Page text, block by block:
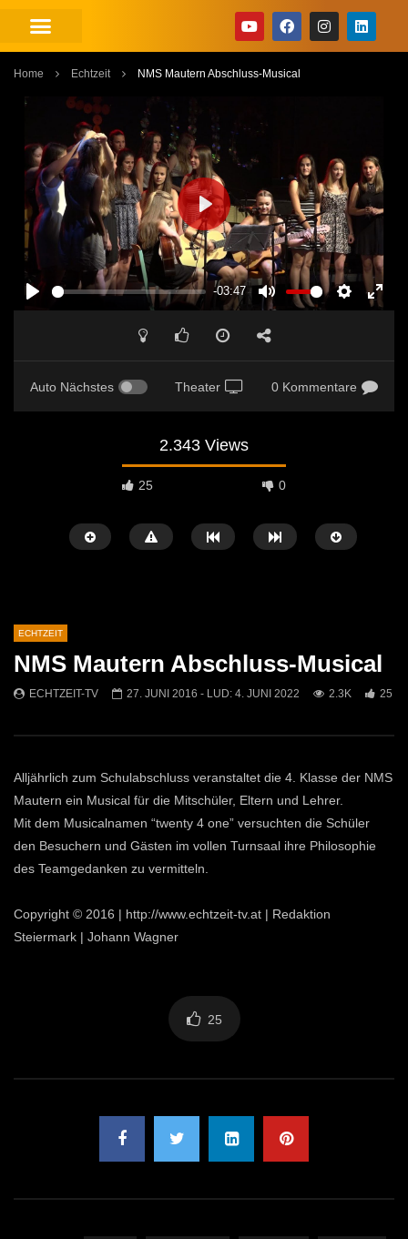
Home Echtzeit NMS Mautern Abschluss-Musical
PLAY
-03:47
MUTE SETTINGS
PLAY
Auto Nächstes Theater 0 Kommentare
2.343 Views
25 0
Mittendrin
810
Kammern
611
ECHTZEIT
NMS Mautern Abschluss-Musical
ECHTZEIT-TV 27. JUNI 2016 - LUD: 4. JUNI 2022 2.3K 25
Alljährlich zum Schulabschluss veranstaltet die 4. Klasse der NMS
Mautern ein Musical für die Mitschüler, Eltern und Lehrer.
Mit dem Musicalnamen “twenty 4 one” versuchten die Schüler
den Besuchern und Gästen im vollen Turnsaal ihre Philosophie
des Teamgedanken zu vermitteln.
Copyright © 2016 | http://www.echtzeit-tv.at | Redaktion
Steiermark | Johann Wagner
25